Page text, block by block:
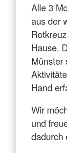
Alle 3
aus der
Hause.
Münster
Hand
Wir
und
dadurch